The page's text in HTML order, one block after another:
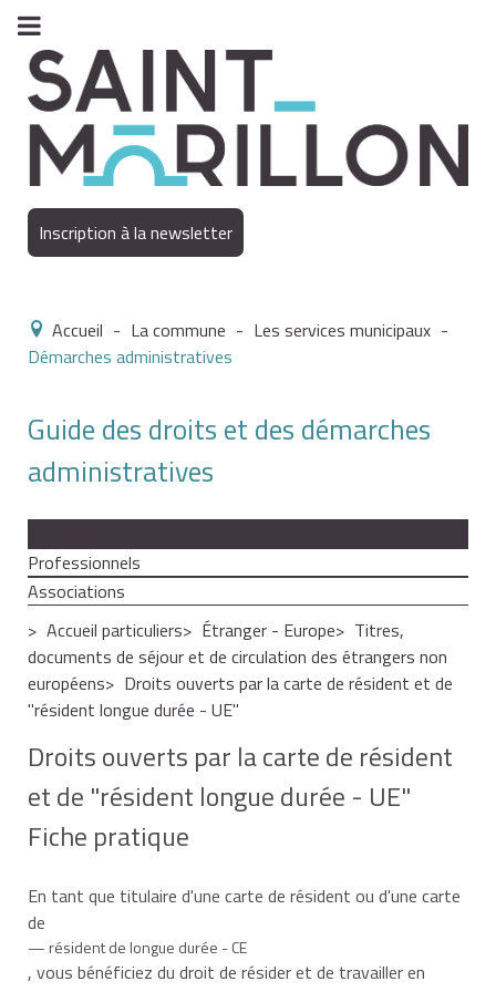
Inscription à la newsletter
Accueil - La commune - Les services municipaux -
Démarches administratives
Guide des droits et des démarches
administratives
Professionnels
Associations
Accueil particuliers
Étranger - Europe
Titres,
documents de séjour et de circulation des étrangers non
européens
Droits ouverts par la carte de résident et de
"résident longue durée - UE"
Droits ouverts par la carte de résident
et de "résident longue durée - UE"
Fiche pratique
En tant que titulaire d'une carte de résident ou d'une carte
de
résident de longue durée - CE
, vous bénéficiez du droit de résider et de travailler en